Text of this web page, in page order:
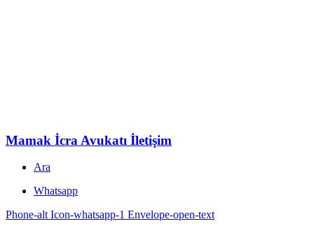
Mamak İcra Avukatı İletişim
Ara
Whatsapp
Phone-alt Icon-whatsapp-1 Envelope-open-text